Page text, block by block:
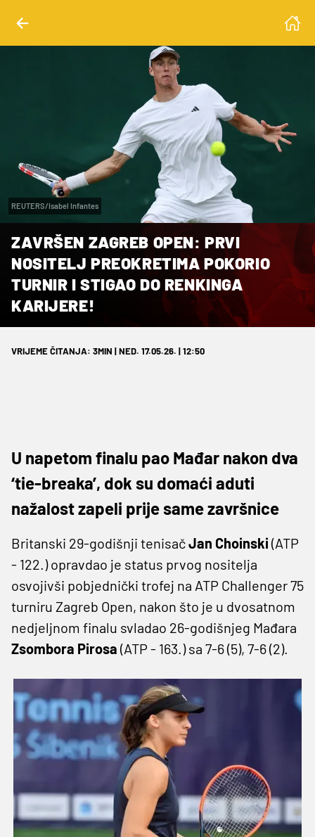
REUTERS/Isabel Infantes
ZAVRŠEN ZAGREB OPEN: PRVI
NOSITELJ PREOKRETIMA POKORIO
TURNIR I STIGAO DO RENKINGA
KARIJERE!
VRIJEME ČITANJA: 3MIN | NED. 17.05.26. | 12:50
U napetom finalu pao Mađar nakon dva
‘tie-breaka’, dok su domaći aduti
nažalost zapeli prije same završnice
Britanski 29-godišnji tenisačJan Choinski (ATP
- 122.) opravdao je status prvog nositelja
osvojivši pobjednički trofej na ATP Challenger 75
turniru Zagreb Open, nakon što je u dvosatnom
nedjeljnom finalu svladao 26-godišnjeg Mađara
Zsombora Pirosa (ATP - 163.) sa 7-6 (5), 7-6 (2).